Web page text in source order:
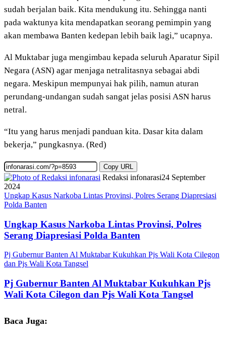
sudah berjalan baik. Kita mendukung itu. Sehingga nanti
pada waktunya kita mendapatkan seorang pemimpin yang
akan membawa Banten kedepan lebih baik lagi,” ucapnya.
Al Muktabar juga mengimbau kepada seluruh Aparatur Sipil
Negara (ASN) agar menjaga netralitasnya sebagai abdi
negara. Meskipun mempunyai hak pilih, namun aturan
perundang-undangan sudah sangat jelas posisi ASN harus
netral.
“Itu yang harus menjadi panduan kita. Dasar kita dalam
bekerja,” pungkasnya. (Red)
Copy URL
Redaksi infonarasi24 September
2024
Ungkap Kasus Narkoba Lintas Provinsi, Polres Serang Diapresiasi
Polda Banten
Ungkap Kasus Narkoba Lintas Provinsi, Polres
Serang Diapresiasi Polda Banten
Pj Gubernur Banten Al Muktabar Kukuhkan Pjs Wali Kota Cilegon
dan Pjs Wali Kota Tangsel
Pj Gubernur Banten Al Muktabar Kukuhkan Pjs
Wali Kota Cilegon dan Pjs Wali Kota Tangsel
Baca Juga: